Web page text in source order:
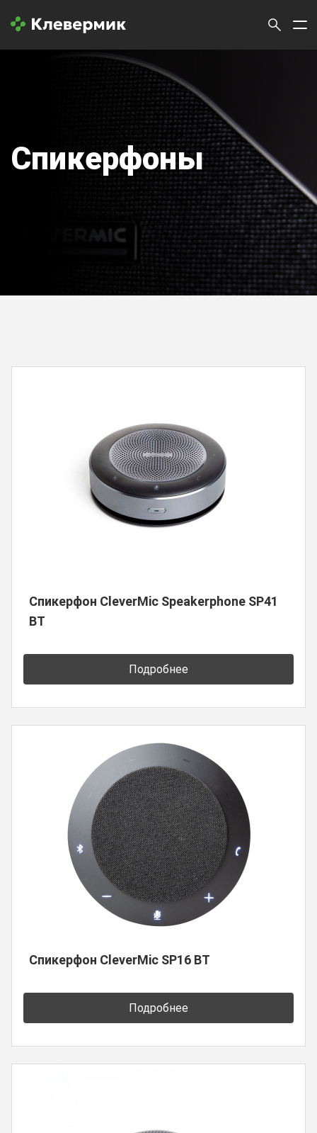
Спикерфоны
Спикерфон CleverMic Speakerphone SP41
BT
Подробнее
Спикерфон CleverMic SP16 BT
Подробнее